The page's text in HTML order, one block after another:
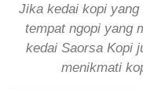
Jika kedai kopi yang
tempat ngopi yang
kedai Saorsa Kopi
menikmati